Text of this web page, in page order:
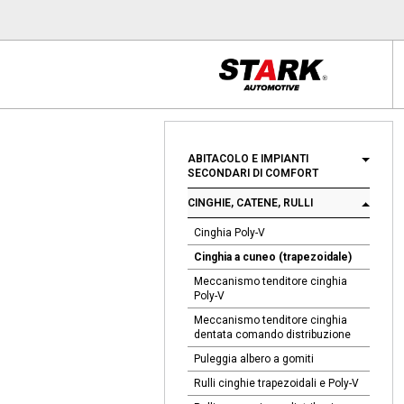
ABITACOLO E IMPIANTI
SECONDARI DI COMFORT
CINGHIE, CATENE, RULLI
Cinghia Poly-V
Cinghia a cuneo (trapezoidale)
Meccanismo tenditore cinghia
Poly-V
Meccanismo tenditore cinghia
dentata comando distribuzione
Puleggia albero a gomiti
Rulli cinghie trapezoidali e Poly-V